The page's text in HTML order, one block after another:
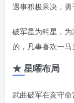
遇事积极果决，勇
破军星为耗星，
的，凡事喜欢一马
★ 星曜布局
武曲破军在亥守